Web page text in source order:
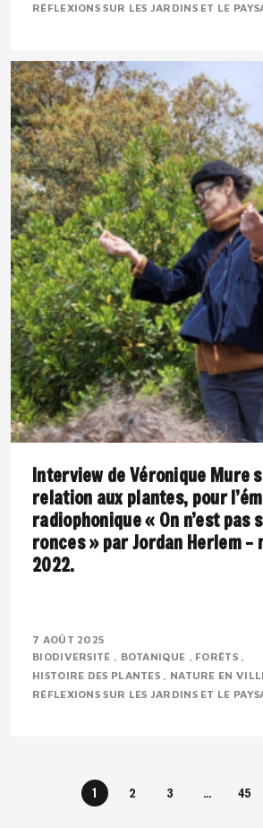
RÉFLEXIONS SUR LES JARDINS ET LE
Interview de Véronique Mure
relation aux plantes, pour
radiophonique « On n’est pas
ronces » par Jordan Herlem –
2022.
ingénieure en agronomie tropicale.
flore méditerranéenne, elle défend
7 AOÛT 2025
BIODIVERSITÉ
BOTANIQUE
FORÊTS
HISTOIRE DES PLANTES
NATURE EN
RÉFLEXIONS SUR LES JARDINS ET LE
1 2 3 … 45